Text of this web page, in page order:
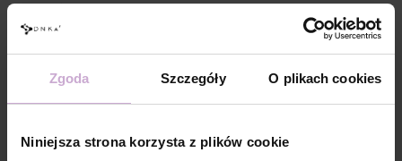
Zgoda Szczegóły O plikach cookies
Niniejsza strona korzysta z plików cookie
•Czarujący blask: Dodatek brokatu i kryształków „flash” nadaje
paznokciom subtelny, nocny blask, idealny zarówno na co dzień, jak i na
HYDROXYPROPYL METHACRYLATE,